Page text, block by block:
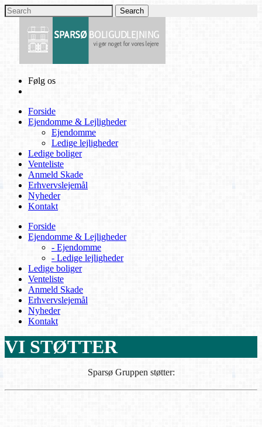
Følg os
Forside
Ejendomme & Lejligheder
Ejendomme
Ledige lejligheder
Ledige boliger
Venteliste
Anmeld Skade
Erhvervslejemål
Nyheder
Kontakt
Forside
Ejendomme & Lejligheder
- Ejendomme
- Ledige lejligheder
Ledige boliger
Venteliste
Anmeld Skade
Erhvervslejemål
Nyheder
Kontakt
VI STØTTER
Sparsø Gruppen støtter: